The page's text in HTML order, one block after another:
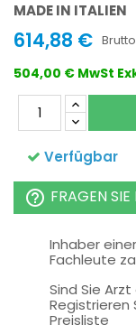
MADE IN ITALIEN
614,88 €
504,00 € MwSt
Verfügbar
help_outline FRAGEN
Inhaber
Fachleute
Sind Sie
Registrieren
Preisliste